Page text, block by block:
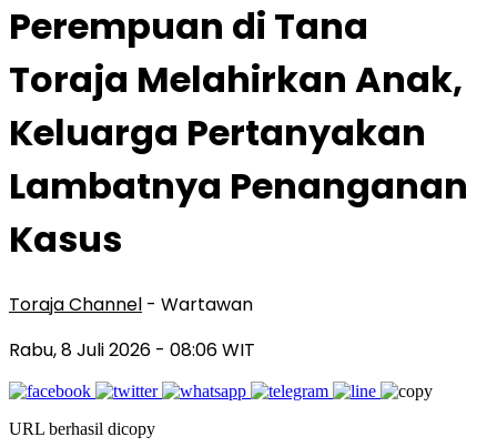
Perempuan di Tana
Toraja Melahirkan Anak,
Keluarga Pertanyakan
Lambatnya Penanganan
Kasus
Toraja Channel - Wartawan
Rabu, 8 Juli 2026 - 08:06 WIT
URL berhasil dicopy